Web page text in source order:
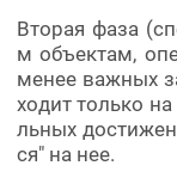
Вторая фаза
м объектам,
менее важных
ходит только
льных
ся" на нее.